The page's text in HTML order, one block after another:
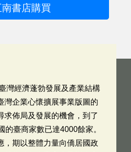
南書店購買
灣經濟蓬勃發展及產業結構
灣企業心懷擴展事業版圖的
求佈局及發展的機會，到了
的臺商家數已達4000餘家。
，期以整體力量向僑居國政